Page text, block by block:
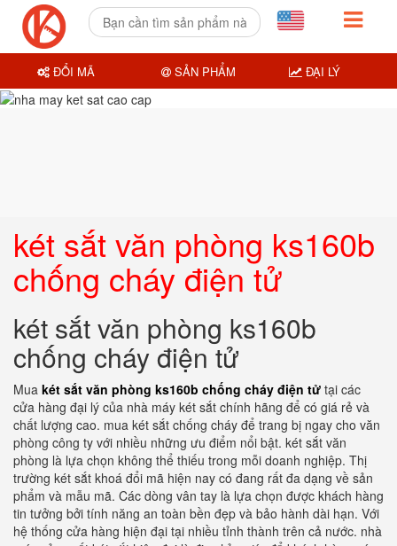
két sắt văn phòng ks160b
chống cháy điện tử
két sắt văn phòng ks160b
chống cháy điện tử
Mua két sắt văn phòng ks160b chống cháy điện tử tại các
cửa hàng đại lý của nhà máy két sắt chính hãng để có giá rẻ và
chất lượng cao. mua két sắt chống cháy để trang bị ngay cho văn
phòng công ty với nhiều những ưu điểm nổi bật. két sắt văn
phòng là lựa chọn không thể thiếu trong mỗi doanh nghiệp. Thị
trường két sắt khoá đổi mã hiện nay có đang rất đa dạng về sản
phẩm và mẫu mã. Các dòng vân tay là lựa chọn được khách hàng
tin tưởng bởi tính năng an toàn bền đẹp và bảo hành dài hạn. Với
hệ thống cửa hàng hiện đại tại nhiều tỉnh thành trên cả nước. nhà
ĐỔI MÃ SẢN PHẨM ĐẠI LÝ